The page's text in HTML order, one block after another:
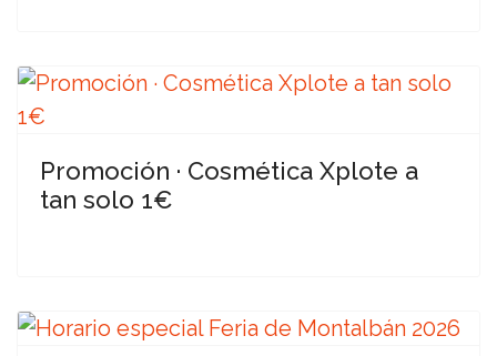
Promoción · Cosmética Xplote a
tan solo 1€